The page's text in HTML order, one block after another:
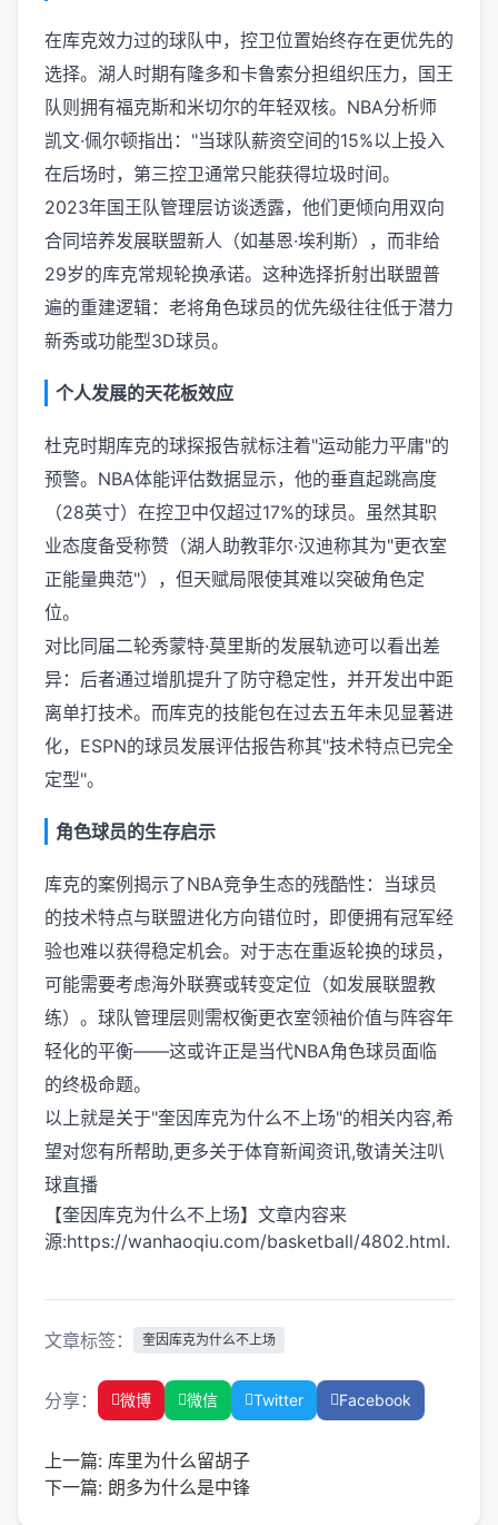
在库克效力过的球队中，控卫位置始终存在更优先的
选择。湖人时期有隆多和卡鲁索分担组织压力，国王
队则拥有福克斯和米切尔的年轻双核。NBA分析师
凯文·佩尔顿指出："当球队薪资空间的15%以上投入
在后场时，第三控卫通常只能获得垃圾时间。
2023年国王队管理层访谈透露，他们更倾向用双向
合同培养发展联盟新人（如基恩·埃利斯），而非给
29岁的库克常规轮换承诺。这种选择折射出联盟普
遍的重建逻辑：老将角色球员的优先级往往低于潜力
新秀或功能型3D球员。
个人发展的天花板效应
杜克时期库克的球探报告就标注着"运动能力平庸"的
预警。NBA体能评估数据显示，他的垂直起跳高度
（28英寸）在控卫中仅超过17%的球员。虽然其职
业态度备受称赞（湖人助教菲尔·汉迪称其为"更衣室
正能量典范"），但天赋局限使其难以突破角色定
位。
对比同届二轮秀蒙特·莫里斯的发展轨迹可以看出差
异：后者通过增肌提升了防守稳定性，并开发出中距
离单打技术。而库克的技能包在过去五年未见显著进
化，ESPN的球员发展评估报告称其"技术特点已完全
定型"。
角色球员的生存启示
库克的案例揭示了NBA竞争生态的残酷性：当球员
的技术特点与联盟进化方向错位时，即便拥有冠军经
验也难以获得稳定机会。对于志在重返轮换的球员，
可能需要考虑海外联赛或转变定位（如发展联盟教
练）。球队管理层则需权衡更衣室领袖价值与阵容年
轻化的平衡——这或许正是当代NBA角色球员面临
的终极命题。
以上就是关于"奎因库克为什么不上场"的相关内容,希
望对您有所帮助,更多关于体育新闻资讯,敬请关注叭
球直播
【奎因库克为什么不上场】文章内容来
源:https://wanhaoqiu.com/basketball/4802.html.
文章标签： 奎因库克为什么不上场
分享： 微博 微信 Twitter Facebook
上一篇: 库里为什么留胡子
下一篇: 朗多为什么是中锋